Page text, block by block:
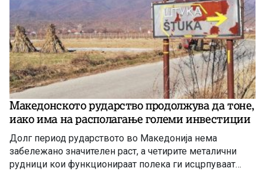
Македонското рударство продолжува да тоне,
иако има на располагање големи инвестиции
Долг период рударството во Македонија нема
забележано значителен раст, а четирите металични
рудници кои функционираат полека ги исцрпуваат